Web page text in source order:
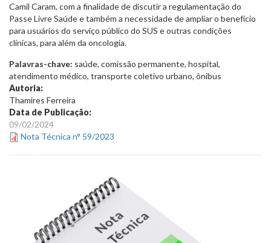
Camil Caram, com a finalidade de discutira regulamentação do
Passe Livre Saúde e também a necessidade de ampliar o benefício
para usuários do serviço público do SUS e outras condições
clínicas, para além da oncologia.
Palavras-chave: saúde, comissão permanente, hospital,
atendimento médico, transporte coletivo urbano, ônibus
Autoria:
Thamires Ferreira
Data de Publicação:
09/02/2024
Nota Técnica n° 59/2023